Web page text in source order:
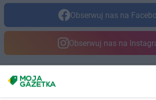
Obserwuj nas na
Obserwuj nas na
Masz sugestie lub pytania?